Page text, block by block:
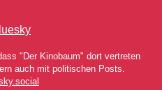
"Der Kinobaum" dort vertreten
auch mit politischen Posts.